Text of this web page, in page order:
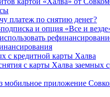
платеж по снятию денег?
и опция «Все и
с кредитной карты Халва
с карты Халва заемных
мобильное приложение